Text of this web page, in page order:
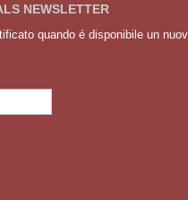
NEWSLETTER
quando é disponibile un